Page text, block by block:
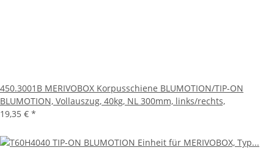
450.3001B MERIVOBOX Korpusschiene BLUMOTION/TIP-ON
BLUMOTION, Vollauszug, 40kg, NL 300mm, links/rechts,
19,35 € *